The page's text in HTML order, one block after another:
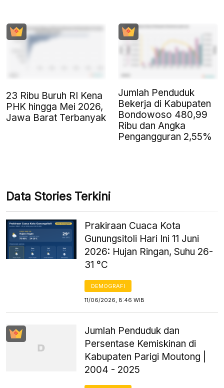
23 Ribu Buruh RI Kena
PHK hingga Mei 2026,
Jawa Barat Terbanyak
Jumlah Penduduk
Bekerja di Kabupaten
Bondowoso 480,99
Ribu dan Angka
Pengangguran 2,55%
Data Stories Terkini
Prakiraan Cuaca Kota
Gunungsitoli Hari Ini 11 Juni
2026: Hujan Ringan, Suhu 26-
31 °C
DEMOGRAFI
11/06/2026, 8:46 WIB
Jumlah Penduduk dan
Persentase Kemiskinan di
Kabupaten Parigi Moutong |
2004 - 2025